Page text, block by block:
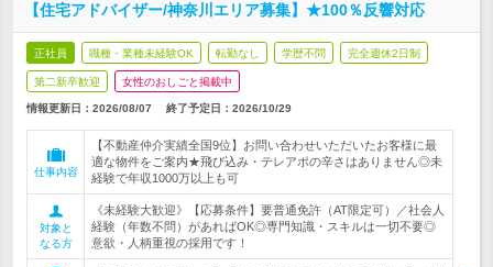
【住宅アドバイザー/神奈川エリア募集】★100％反響対応
正社員 職種・業種未経験OK 転勤なし 学歴不問 完全週休2日制
第二新卒歓迎 女性のおしごと掲載中
情報更新日：2026/08/07 終了予定日： 2026/10/29
仕事内容
【不動産仲介実績全国9位】お問い合わせいただいたお客様に最
適な物件をご案内★飛び込み・テレアポの辛さはありません◎未
経験で年収1000万以上も可
対象と
なる方
《未経験大歓迎》【応募条件】要普通免許（AT限定可）／社会人
経験（年数不問）があればOK◎専門知識・スキルは一切不要◎
意欲・人柄重視の採用です！